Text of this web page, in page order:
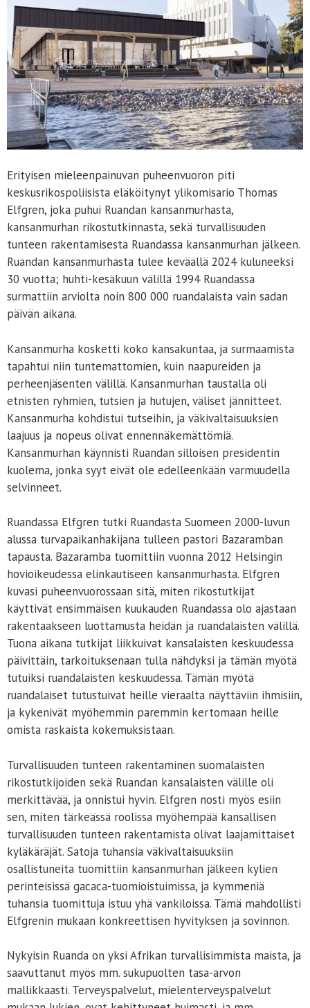
Erityisen mieleenpainuvan puheenvuoron piti
keskusrikospoliisista eläköitynyt ylikomisario Thomas
Elfgren, joka puhui Ruandan kansanmurhasta,
kansanmurhan rikostutkinnasta, sekä turvallisuuden
tunteen rakentamisesta Ruandassa kansanmurhan jälkeen.
Ruandan kansanmurhasta tulee keväällä 2024 kuluneeksi
30 vuotta; huhti-kesäkuun välillä 1994 Ruandassa
surmattiin arviolta noin 800 000 ruandalaista vain sadan
päivän aikana.
Kansanmurha kosketti koko kansakuntaa, ja surmaamista
tapahtui niin tuntemattomien, kuin naapureiden ja
perheenjäsenten välillä. Kansanmurhan taustalla oli
etnisten ryhmien, tutsien ja hutujen, väliset jännitteet.
Kansanmurha kohdistui tutseihin, ja väkivaltaisuuksien
laajuus ja nopeus olivat ennennäkemättömiä.
Kansanmurhan käynnisti Ruandan silloisen presidentin
kuolema, jonka syyt eivät ole edelleenkään varmuudella
selvinneet.
Ruandassa Elfgren tutki Ruandasta Suomeen 2000-luvun
alussa turvapaikanhakijana tulleen pastori Bazaramban
tapausta. Bazaramba tuomittiin vuonna 2012 Helsingin
hovioikeudessa elinkautiseen kansanmurhasta. Elfgren
kuvasi puheenvuorossaan sitä, miten rikostutkijat
käyttivät ensimmäisen kuukauden Ruandassa olo ajastaan
rakentaakseen luottamusta heidän ja ruandalaisten välillä.
Tuona aikana tutkijat liikkuivat kansalaisten keskuudessa
päivittäin, tarkoituksenaan tulla nähdyksi ja tämän myötä
tutuiksi ruandalaisten keskuudessa. Tämän myötä
ruandalaiset tutustuivat heille vieraalta näyttäviin ihmisiin,
ja kykenivät myöhemmin paremmin kertomaan heille
omista raskaista kokemuksistaan.
Turvallisuuden tunteen rakentaminen suomalaisten
rikostutkijoiden sekä Ruandan kansalaisten välille oli
merkittävää, ja onnistui hyvin. Elfgren nosti myös esiin
sen, miten tärkeässä roolissa myöhempää kansallisen
turvallisuuden tunteen rakentamista olivat laajamittaiset
kyläkäräjät. Satoja tuhansia väkivaltaisuuksiin
osallistuneita tuomittiin kansanmurhan jälkeen kylien
perinteisissä gacaca-tuomioistuimissa, ja kymmeniä
tuhansia tuomittuja istuu yhä vankiloissa. Tämä mahdollisti
Elfgrenin mukaan konkreettisen hyvityksen ja sovinnon.
Nykyisin Ruanda on yksi Afrikan turvallisimmista maista, ja
saavuttanut myös mm. sukupuolten tasa-arvon
mallikkaasti. Terveyspalvelut, mielenterveyspalvelut